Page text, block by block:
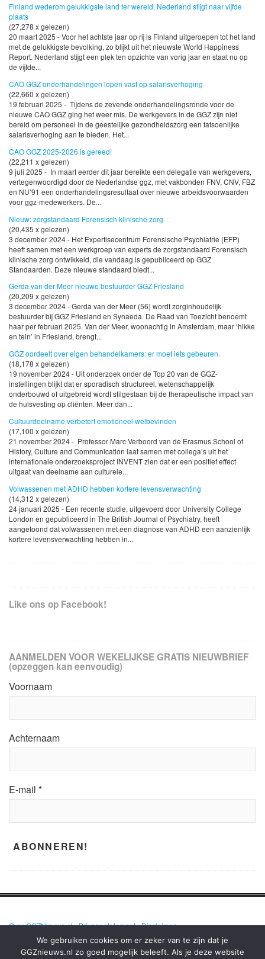
Finland wederom gelukkigste land ter wereld, Nederland stijgt naar vijfde
plaats
(27,278 x gelezen)
20 maart 2025 - Voor het achtste jaar op rij is Finland uitgeroepen tot het land
met de gelukkigste bevolking, zo blijkt uit het nieuwste World Happiness
Report. Nederland stijgt een plek ten opzichte van vorig jaar en staat nu op
de vijfde...
CAO GGZ onderhandelingen lopen vast op salarisverhoging
(22,660 x gelezen)
19 februari 2025 - Tijdens de zevende onderhandelingsronde voor de
nieuwe CAO GGZ ging het weer mis. De werkgevers in de GGZ zijn niet
bereid om personeel in de geestelijke gezondheidszorg een fatsoenlijke
salarisverhoging aan te bieden. Het...
CAO GGZ 2025-2026 is gereed!
(22,211 x gelezen)
9 juli 2025 - In maart eerder dit jaar bereikte een delegatie van werkgevers,
vertegenwoordigd door de Nederlandse ggz, met vakbonden FNV, CNV, FBZ
en NU’91 een onderhandelingsresultaat over nieuwe arbeidsvoorwaarden
voor ggz-medewerkers. De...
Nieuw: zorgstandaard Forensisch klinische zorg
(20,435 x gelezen)
3 december 2024 - Het Expertisecentrum Forensische Psychiatrie (EFP)
heeft samen met een werkgroep van experts de zorgstandaard Forensisch
klinische zorg ontwikkeld, die vandaag is gepubliceerd op GGZ
Standaarden. Deze nieuwe standaard biedt...
Gerda van der Meer nieuwe bestuurder GGZ Friesland
(20,209 x gelezen)
3 december 2024 - Gerda van der Meer (56) wordt zorginhoudelijk
bestuurder bij GGZ Friesland en Synaeda. De Raad van Toezicht benoemt
haar per februari 2025. Van der Meer, woonachtig in Amsterdam, maar ‘hikke
en tein’ in Friesland, brengt...
GGZ oordeelt over eigen behandelkamers: er moet iets gebeuren.
(18,178 x gelezen)
19 november 2024 - Uit onderzoek onder de Top 20 van de GGZ-
instellingen blijkt dat er sporadisch structureel, wetenschappelijk
onderbouwd of uitgebreid wordt stilgestaan bij de therapeutische impact van
de huisvesting op cliënten. Meer dan...
Cultuurdeelname verbetert emotioneel welbevinden
(17,100 x gelezen)
21 november 2024 - Professor Marc Verboord van de Erasmus School of
History, Culture and Communication laat samen met collega’s uit het
internationale onderzoeksproject INVENT zien dat er een positief effect
uitgaat van deelname aan culturele...
Volwassenen met ADHD hebben kortere levensverwachting
(14,312 x gelezen)
24 januari 2025 - Een recente studie, uitgevoerd door University College
London en gepubliceerd in The British Journal of Psychiatry, heeft
aangetoond dat volwassenen met een diagnose van ADHD een aanzienlijk
kortere levensverwachting hebben in...
Like ons op Facebook!
AANMELDEN VOOR WEKELIJKSE GRATIS NIEUWBRIEF
(opzeggen kan eenvoudig)
Voornaam
Achternaam
E-mail *
Over GGZNieuws.nl•Privacy statement•Disclaimer
We gebruiken cookies om er zeker van te zijn dat je
GGZnieuws.nl zo goed mogelijk beleeft. Als je deze website